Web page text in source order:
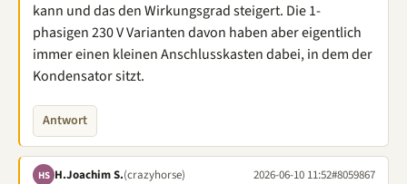
kann und das den Wirkungsgrad steigert. Die 1-
phasigen 230 V Varianten davon haben aber eigentlich
immer einen kleinen Anschlusskasten dabei, in dem der
Kondensator sitzt.
Antwort
HS H.Joachim S.(crazyhorse) 2026-06-10 11:52#8059867